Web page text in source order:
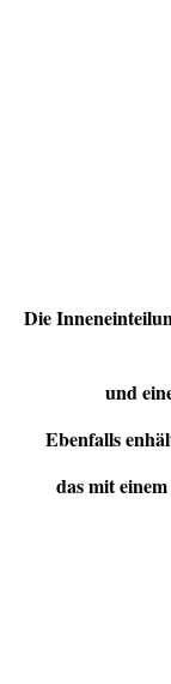
Die
und
Ebenfalls
das mit